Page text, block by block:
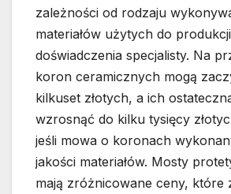
zależności od rodzaju
materiałów użytych do
doświadczenia specjalisty. Na
koron ceramicznych mogą
kilkuset złotych, a ich
wzrosnąć do kilku tysięcy
jeśli mowa o koronach
jakości materiałów. Mosty
mają zróżnicowane ceny, które